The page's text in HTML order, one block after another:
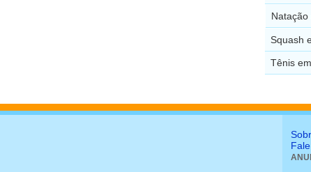
Squash
Tênis